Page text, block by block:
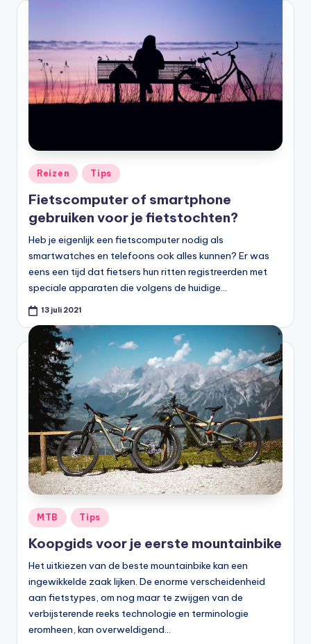
Geplaatst
in
Reizen Tips
Fietscomputer of smartphone
gebruiken voor je fietstochten?
Heb je eigenlijk een fietscomputer nodig als
smartwatches en telefoons ook alles kunnen? Er was
eens een tijd dat fietsers hun ritten registreerden met
speciale apparaten die volgens de huidige…
13 juli 2021
Geplaatst
in
MTB Tips
Koopgids voor je eerste mountainbike
Het uitkiezen van de beste mountainbike kan een
ingewikkelde zaak lijken. De enorme verscheidenheid
aan fietstypes, om nog maar te zwijgen van de
verbijsterende reeks technologie en terminologie
eromheen, kan overweldigend…